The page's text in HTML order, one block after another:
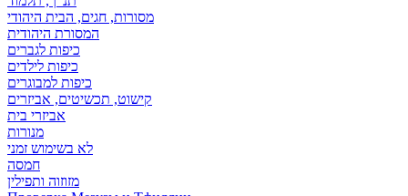
מסורות, חגים, הבית היהודי
המסורת היהודית
כיפות לגברים
כיפות לילדים
כיפות למבוגרים
קישוט, תכשיטים, אביזרים
אביזרי בית
מנורות
לא בשימוש זמני
חמסה
מזוזוה ותפילין